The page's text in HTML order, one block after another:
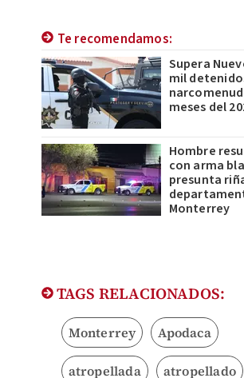
Te recomendamos:
Supera
mil
meses del
Hombre
con arma
presunta
Monterrey
TAGS RELACIONADOS:
Monterrey Apodaca
atropellada atropellado